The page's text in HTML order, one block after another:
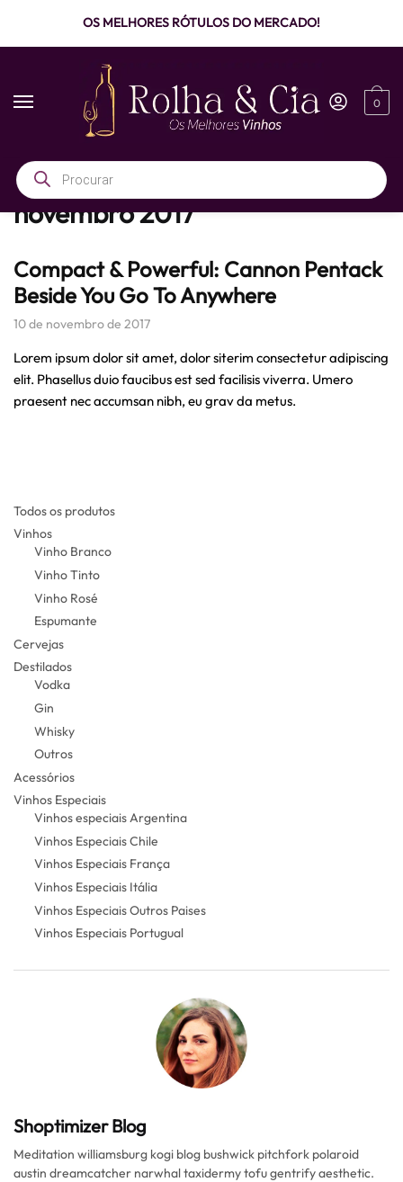
OS MELHORES RÓTULOS DO MERCADO!
0
Início / 2017 / novembro
novembro 2017
Compact & Powerful: Cannon Pentack
Beside You Go To Anywhere
10 de novembro de 2017
Lorem ipsum dolor sit amet, dolor siterim consectetur adipiscing
elit. Phasellus duio faucibus est sed facilisis viverra. Umero
praesent nec accumsan nibh, eu grav da metus.
Todos os produtos
Vinhos
Vinho Branco
Vinho Tinto
Vinho Rosé
Espumante
Cervejas
Destilados
Vodka
Gin
Whisky
Outros
Acessórios
Vinhos Especiais
Vinhos especiais Argentina
Vinhos Especiais Chile
Vinhos Especiais França
Vinhos Especiais Itália
Vinhos Especiais Outros Paises
Vinhos Especiais Portugual
Shoptimizer Blog
Meditation williamsburg kogi blog bushwick pitchfork polaroid
austin dreamcatcher narwhal taxidermy tofu gentrify aesthetic.